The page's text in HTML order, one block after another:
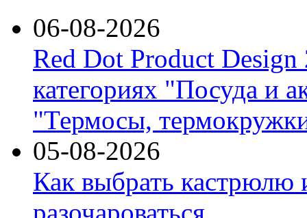
06-08-2026
Red Dot Product Design
категориях "Посуда и
"Термосы,
05-08-2026
Как выбрать кастрюлю
разочароваться